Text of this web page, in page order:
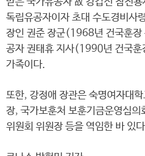
독립유공자이자 초대 수도경비사
장인 권준 장군(1968년 건국훈
공자 권태휴 지사(1990년 건국훈
가족이다.
또한, 강정애 장관은 숙명여자대
장, 국가보훈처 보훈기금운영심
위원회 위원장 등을 역임한 바 있